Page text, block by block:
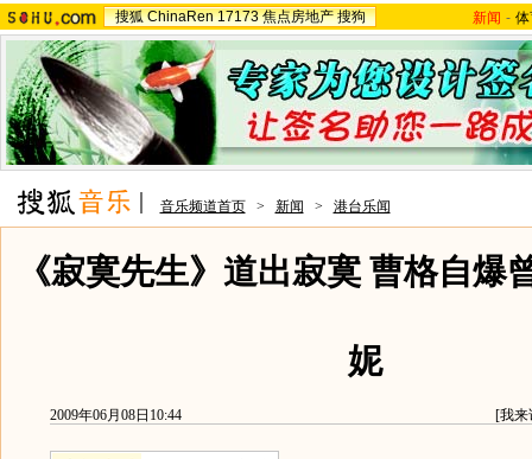
搜狐 ChinaRen 17173 焦点房地产 搜狗 新闻 -
音乐频道首页 > 新闻 > 港台乐闻
《寂寞先生》道出寂寞 曹格自爆
妮
2009年06月08日10:44 [我来